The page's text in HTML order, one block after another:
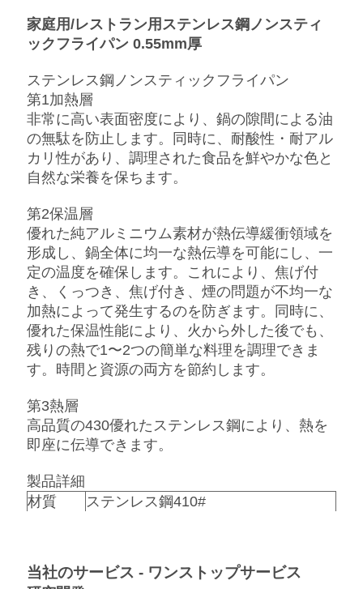
家庭用/レストラン用ステンレス鋼ノンスティ
ックフライパン 0.55mm厚
ステンレス鋼ノンスティックフライパン
第1加熱層
非常に高い表面密度により、鍋の隙間による油
の無駄を防止します。同時に、耐酸性・耐アル
カリ性があり、調理された食品を鮮やかな色と
自然な栄養を保ちます。
第2保温層
優れた純アルミニウム素材が熱伝導緩衝領域を
形成し、鍋全体に均一な熱伝導を可能にし、一
定の温度を確保します。これにより、焦げ付
き、くっつき、焦げ付き、煙の問題が不均一な
加熱によって発生するのを防ぎます。同時に、
優れた保温性能により、火から外した後でも、
残りの熱で1〜2つの簡単な料理を調理できま
す。時間と資源の両方を節約します。
第3熱層
高品質の430優れたステンレス鋼により、熱を
即座に伝導できます。
製品詳細
材質
ステンレス鋼410#
ートン
1セットを1つのカラーボックスに入
当社のサービス - ワンストップサービス